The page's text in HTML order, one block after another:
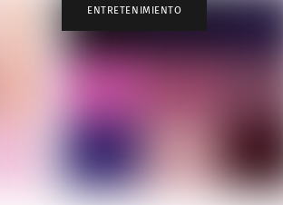
ENTRETENIMIENTO